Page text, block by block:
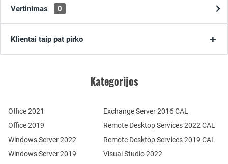
Vertinimas 0
Klientai taip pat pirko
Kategorijos
Office 2021
Office 2019
Windows Server 2022
Windows Server 2019
Remote Desktop Services 2022 CAL
Remote Desktop Services 2019 CAL
Exchange Server 2016 CAL
Visual Studio 2022